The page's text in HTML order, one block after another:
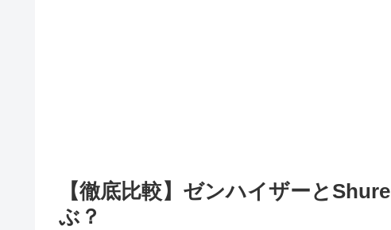
【徹底比較】ゼンハイザーと
ぶ？